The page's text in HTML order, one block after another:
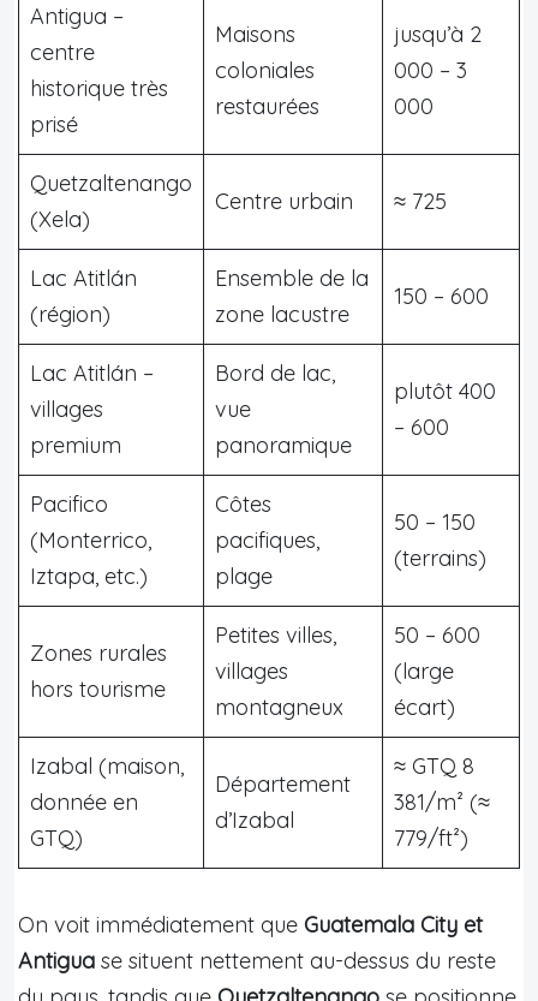
Antigua –
centre
historique très
prisé
Maisons
coloniales
restaurées
jusqu’à 2
000 – 3
000
Quetzaltenango
(Xela)
Centre urbain ≈ 725
Lac Atitlán
(région)
Ensemble de la
zone lacustre
150 – 600
Lac Atitlán –
villages
premium
Bord de lac,
vue
panoramique
plutôt 400
– 600
Pacifico
(Monterrico,
Iztapa, etc.)
Côtes
pacifiques,
plage
50 – 150
(terrains)
Zones rurales
hors tourisme
Petites villes,
villages
montagneux
50 – 600
(large
écart)
Izabal (maison,
donnée en
GTQ)
Département
d’Izabal
≈ GTQ 8
381/m² (≈
779/ft²)
On voit immédiatement que Guatemala City et
Antigua se situent nettement au-dessus du reste